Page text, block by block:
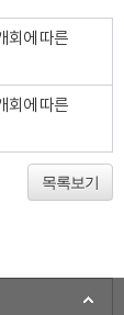
회에 따른
회에 따른
목록보기